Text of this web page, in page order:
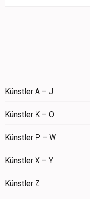
Künstler A – J
Künstler K – O
Künstler P – W
Künstler X – Y
Künstler Z